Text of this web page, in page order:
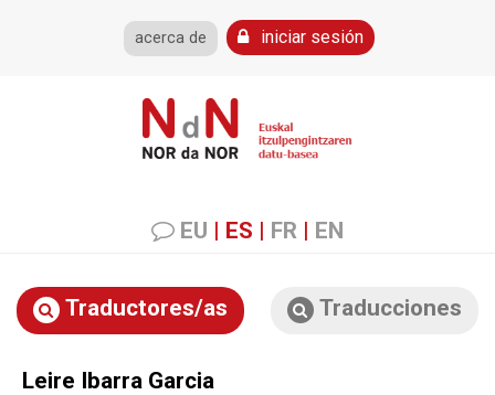
acerca de iniciar sesión
EU | ES | FR | EN
Traductores/as Traducciones
Leire Ibarra Garcia